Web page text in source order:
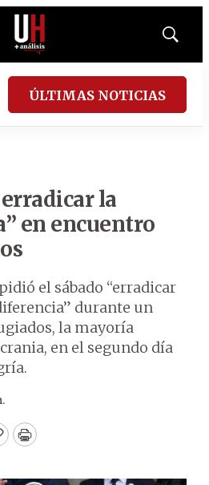
Mostrar
ÚLTIMAS NOTICIAS
la
en encuentro
el sábado “erradicar
durante un
la mayoría
en el segundo día
Print